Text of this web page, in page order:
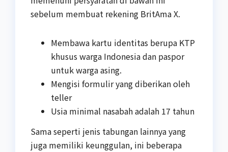
sebelum membuat rekening BritAma X.
Membawa kartu identitas berupa KTP
khusus warga Indonesia dan paspor
untuk warga asing.
Mengisi formulir yang diberikan oleh
teller
Usia minimal nasabah adalah 17 tahun
Sama seperti jenis tabungan lainnya yang
juga memiliki keunggulan, ini beberapa